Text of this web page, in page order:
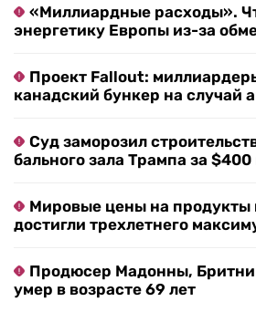
«Миллиардные расходы».
энергетику Европы из-за
Проект Fallout:
канадский бункер на случай
Суд заморозил
бального зала Трампа за $400
Мировые цены на продукты
достигли трехлетнего
Продюсер Мадонны,
умер в возрасте 69 лет